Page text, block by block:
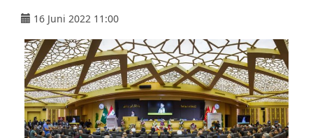
16 Juni 2022 11:00